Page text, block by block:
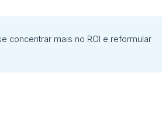
concentrar mais no ROI e reformular